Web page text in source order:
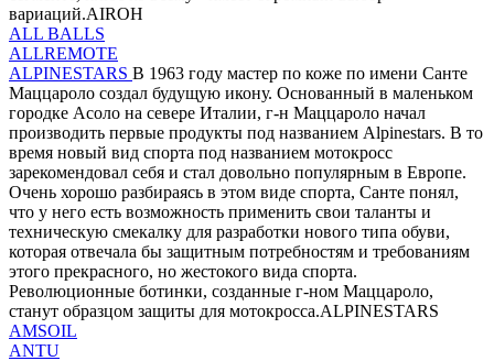
вариаций.AIROH
ALL BALLS
ALLREMOTE
ALPINESTARS В 1963 году мастер по коже по имени Санте
Маццароло создал будущую икону. Основанный в маленьком
городке Асоло на севере Италии, г-н Маццароло начал
производить первые продукты под названием Alpinestars. В то
время новый вид спорта под названием мотокросс
зарекомендовал себя и стал довольно популярным в Европе.
Очень хорошо разбираясь в этом виде спорта, Санте понял,
что у него есть возможность применить свои таланты и
техническую смекалку для разработки нового типа обуви,
которая отвечала бы защитным потребностям и требованиям
этого прекрасного, но жестокого вида спорта.
Революционные ботинки, созданные г-ном Маццароло,
станут образцом защиты для мотокросса.ALPINESTARS
AMSOIL
ANTU